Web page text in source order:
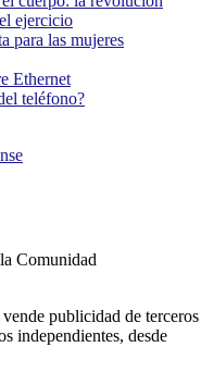
ejercicio
para las mujeres
Ethernet
teléfono?
Comunidad
publicidad de terceros
independientes, desde